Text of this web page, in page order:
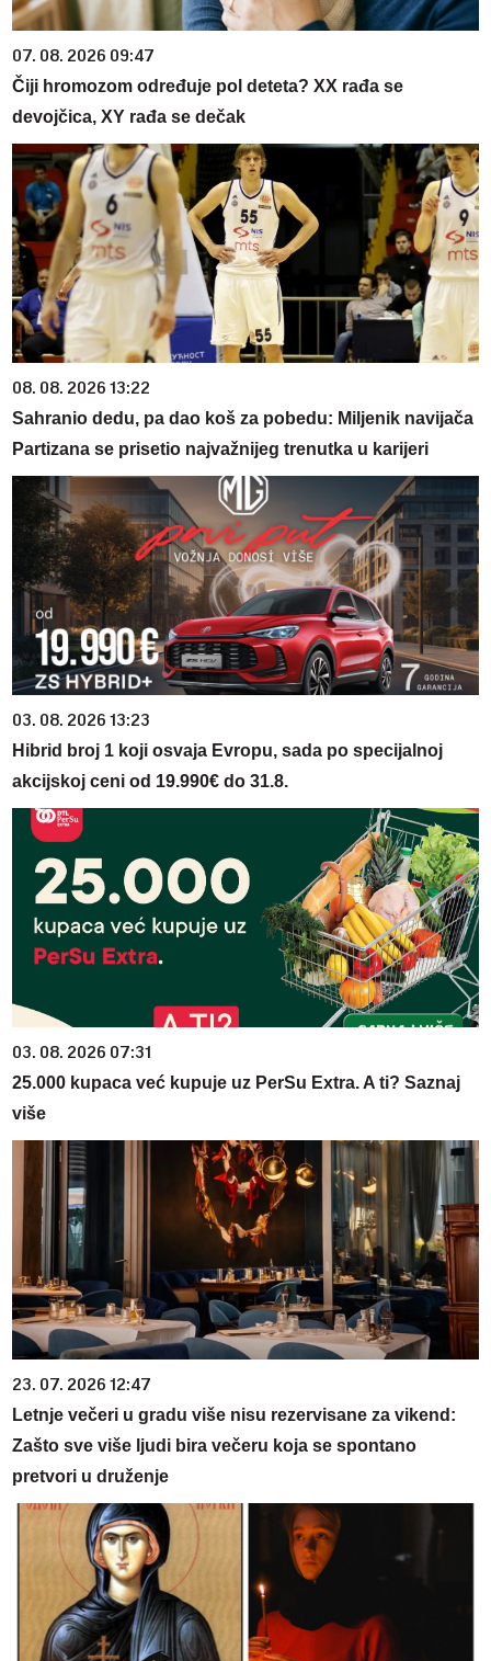
07. 08. 2026 09:47
Čiji hromozom određuje pol deteta? XX rađa se
devojčica, XY rađa se dečak
08. 08. 2026 13:22
Sahranio dedu, pa dao koš za pobedu: Miljenik navijača
Partizana se prisetio najvažnijeg trenutka u karijeri
03. 08. 2026 13:23
Hibrid broj 1 koji osvaja Evropu, sada po specijalnoj
akcijskoj ceni od 19.990€ do 31.8.
03. 08. 2026 07:31
25.000 kupaca već kupuje uz PerSu Extra. A ti? Saznaj
više
23. 07. 2026 12:47
Letnje večeri u gradu više nisu rezervisane za vikend:
Zašto sve više ljudi bira večeru koja se spontano
pretvori u druženje